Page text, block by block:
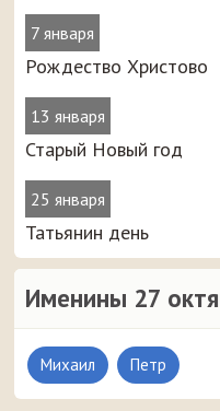
7 января
Рождество Христово
13 января
Старый Новый год
25 января
Татьянин день
Именины 27
Михаил Петр